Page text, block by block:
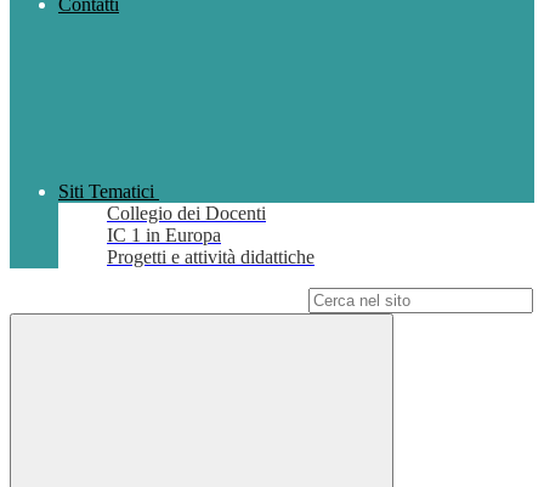
Contatti
Siti Tematici
Collegio dei Docenti
IC 1 in Europa
Progetti e attività didattiche